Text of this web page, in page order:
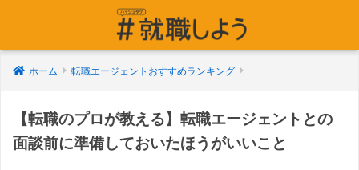
ホーム 転職エージェントおすすめランキング
【転職のプロが教える】転職エージェントとの
面談前に準備しておいたほうがいいこと